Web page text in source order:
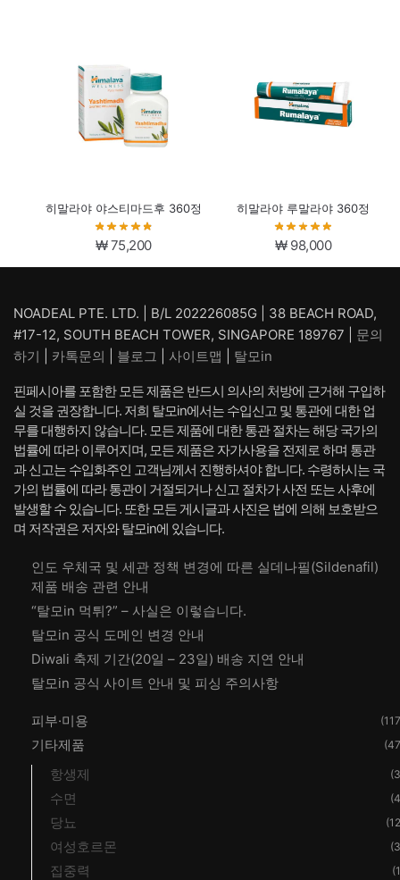
히말라야 야스티마드후 360정
₩75,200
히말라야 루말라야 360정
₩98,000
NOADEAL PTE. LTD. | B/L 202226085G | 38 BEACH ROAD,
#17-12, SOUTH BEACH TOWER, SINGAPORE 189767 | 문의
하기
카톡문의 블로그 사이트맵 탈모in
핀페시아를 포함한 모든 제품은 반드시 의사의 처방에 근거해 구입하
실 것을 권장합니다. 저희 탈모in에서는 수입신고 및 통관에 대한 업
무를 대행하지 않습니다. 모든 제품에 대한 통관 절차는 해당 국가의
법률에 따라 이루어지며, 모든 제품은 자가사용을 전제로 하며 통관
과 신고는 수입화주인 고객님께서 진행하셔야 합니다. 수령하시는 국
가의 법률에 따라 통관이 거절되거나 신고 절차가 사전 또는 사후에
발생할 수 있습니다. 또한 모든 게시글과 사진은 법에 의해 보호받으
며 저작권은 저자와 탈모in에 있습니다.
인도 우체국 및 세관 정책 변경에 따른 실데나필(Sildenafil)
제품 배송 관련 안내
“탈모in 먹튀?” – 사실은 이렇습니다.
탈모in 공식 도메인 변경 안내
Diwali 축제 기간(20일 – 23일) 배송 지연 안내
탈모in 공식 사이트 안내 및 피싱 주의사항
피부·미용
기타제품
항생제
수면
당뇨
여성호르몬
집중력